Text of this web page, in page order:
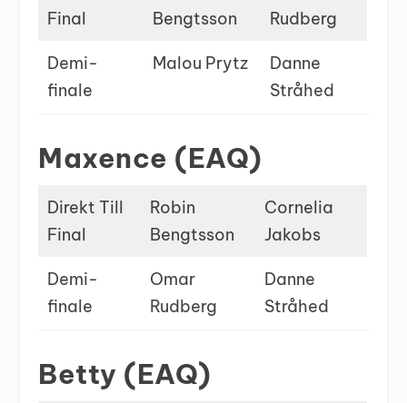
Final
Bengtsson
Rudberg
Demi-
finale
Malou Prytz
Danne
Stråhed
Maxence (EAQ)
Direkt Till
Final
Robin
Bengtsson
Cornelia
Jakobs
Demi-
finale
Omar
Rudberg
Danne
Stråhed
Betty (EAQ)